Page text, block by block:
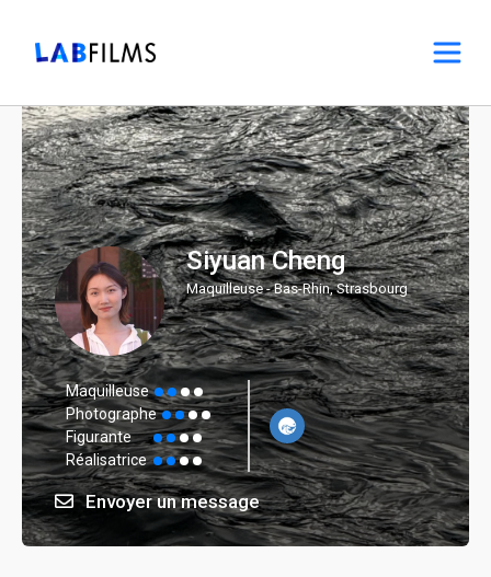
Siyuan Cheng
Maquilleuse - Bas-Rhin, Strasbourg
Maquilleuse
Photographe
Figurante
Réalisatrice
Envoyer un message